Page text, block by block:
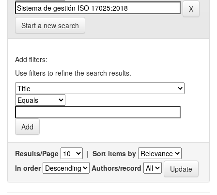
Start a new search
Add filters:
Use filters to refine the search results.
Results/Page | Sort items by
In order
Authors/record